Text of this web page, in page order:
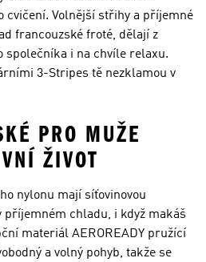
cvičení. Volnější střihy a příjemné
francouzské froté, dělají z
společníka i na chvíle relaxu.
3-Stripes tě nezklamou v
PRO MUŽE
ŽIVOT
nylonu mají síťovinovou
chladu, i když makáš
materiál AEROREADY pružící
a volný pohyb, takže se